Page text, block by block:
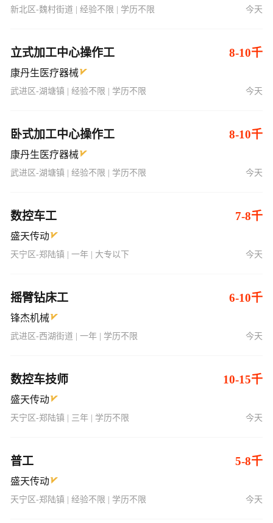
新北区-魏村街道 | 经验不限 | 学历不限 今天
立式加工中心操作工 8-10千
康丹生医疗器械
武进区-湖塘镇 | 经验不限 | 学历不限 今天
卧式加工中心操作工 8-10千
康丹生医疗器械
武进区-湖塘镇 | 经验不限 | 学历不限 今天
数控车工 7-8千
盛天传动
天宁区-郑陆镇 | 一年 | 大专以下 今天
摇臂钻床工 6-10千
锋杰机械
武进区-西湖街道 | 一年 | 学历不限 今天
数控车技师 10-15千
盛天传动
天宁区-郑陆镇 | 三年 | 学历不限 今天
普工 5-8千
盛天传动
天宁区-郑陆镇 | 经验不限 | 学历不限 今天